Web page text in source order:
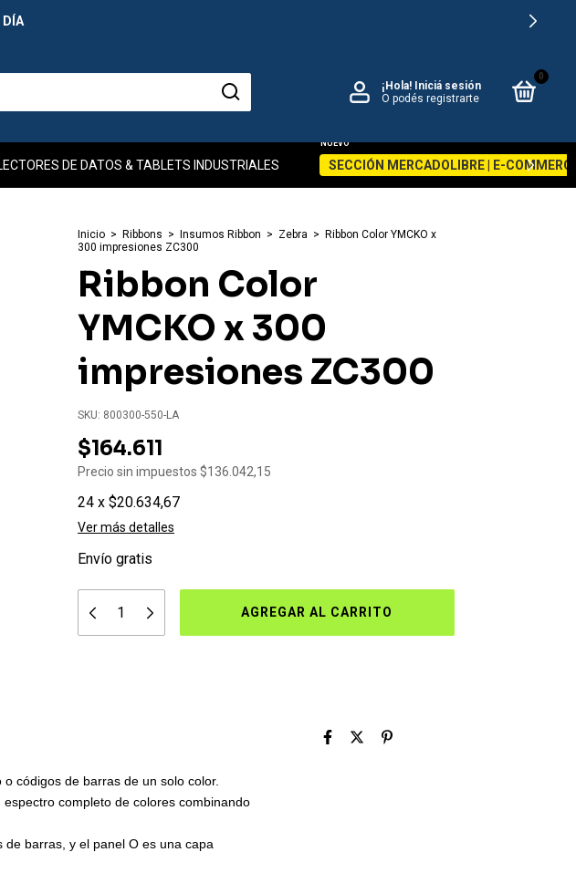
DÍA
¡Hola! Iniciá sesión
O podés registrarte
0
DE DATOS & TABLETS INDUSTRIALES SECCIÓN MERCADOLIBRE | E-
Inicio > Ribbons > Insumos Ribbon > Zebra >
Ribbon Color YMCKO x
300 impresiones ZC300
Ribbon Color
YMCKO x 300
impresiones ZC300
SKU: 800300-550-LA
$164.611
Precio sin impuestos $136.042,15
24 x $20.634,67
Ver más detalles
Envío gratis
códigos de barras de un solo color.
completo de colores combinando
barras, y el panel O es una capa